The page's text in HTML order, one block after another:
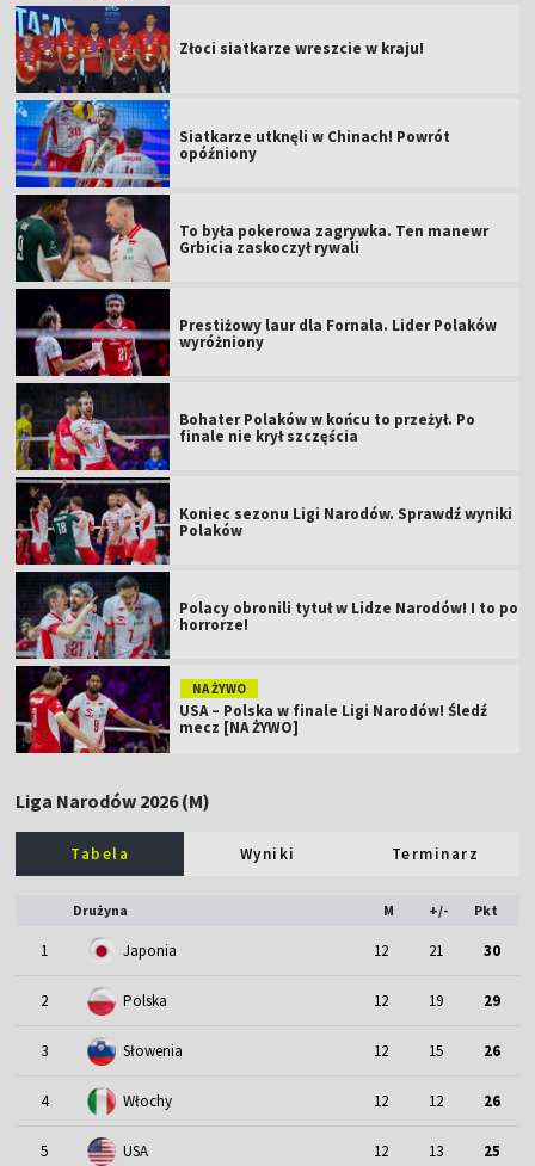
Złoci siatkarze wreszcie w kraju!
Siatkarze utknęli w Chinach! Powrót
opóźniony
To była pokerowa zagrywka. Ten manewr
Grbicia zaskoczył rywali
Prestiżowy laur dla Fornala. Lider Polaków
wyróżniony
Bohater Polaków w końcu to przeżył. Po
finale nie krył szczęścia
Koniec sezonu Ligi Narodów. Sprawdź wyniki
Polaków
Polacy obronili tytuł w Lidze Narodów! I to po
horrorze!
NA ŻYWO
USA – Polska w finale Ligi Narodów! Śledź
mecz [NA ŻYWO]
Liga Narodów 2026 (M)
Tabela Wyniki Terminarz
Drużyna M +/- Pkt
1 Japonia 12 21 30
2 Polska 12 19 29
3 Słowenia 12 15 26
4 Włochy 12 12 26
5 USA 12 13 25